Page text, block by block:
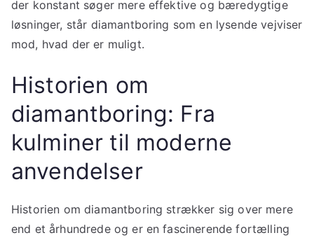
der konstant søger mere effektive og bæredygtige
løsninger, står diamantboring som en lysende vejviser
mod, hvad der er muligt.
Historien om
diamantboring: Fra
kulminer til moderne
anvendelser
Historien om diamantboring strækker sig over mere
end et århundrede og er en fascinerende fortælling